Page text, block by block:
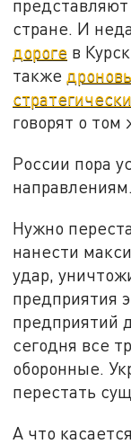
стране. И
дороге в
также
говорят о том
России пора
направлениям.
Нужно
нанести
удар,
предприятия
предприятий
сегодня все
оборонные.
перестать
А что